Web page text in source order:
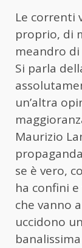
Le correnti
proprio, di
meandro
Si parla
un’altra
Maurizio
se è vero,
ha confini
che vanno
uccidono